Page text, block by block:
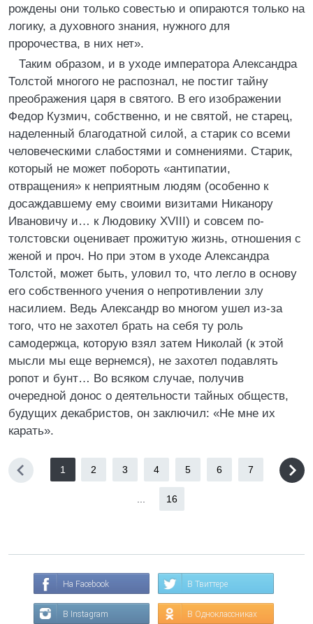
рождены они только совестью и опираются только на
логику, а духовного знания, нужного для
пророчества, в них нет».
Таким образом, и в уходе императора Александра
Толстой многого не распознал, не постиг тайну
преображения царя в святого. В его изображении
Федор Кузмич, собственно, и не святой, не старец,
наделенный благодатной силой, а старик со всеми
человеческими слабостями и сомнениями. Старик,
который не может побороть «антипатии,
отвращения» к неприятным людям (особенно к
досаждавшему ему своими визитами Никанору
Ивановичу и… к Людовику XVIII) и совсем по-
толстовски оценивает прожитую жизнь, отношения с
женой и проч. Но при этом в уходе Александра
Толстой, может быть, уловил то, что легло в основу
его собственного учения о непротивлении злу
насилием. Ведь Александр во многом ушел из-за
того, что не захотел брать на себя ту роль
самодержца, которую взял затем Николай (к этой
мысли мы еще вернемся), не захотел подавлять
ропот и бунт… Во всяком случае, получив
очередной донос о деятельности тайных обществ,
будущих декабристов, он заключил: «Не мне их
карать».
1 2 3 4 5 6 7
16
На Facebook В Твиттере
В Instagram В Одноклассниках